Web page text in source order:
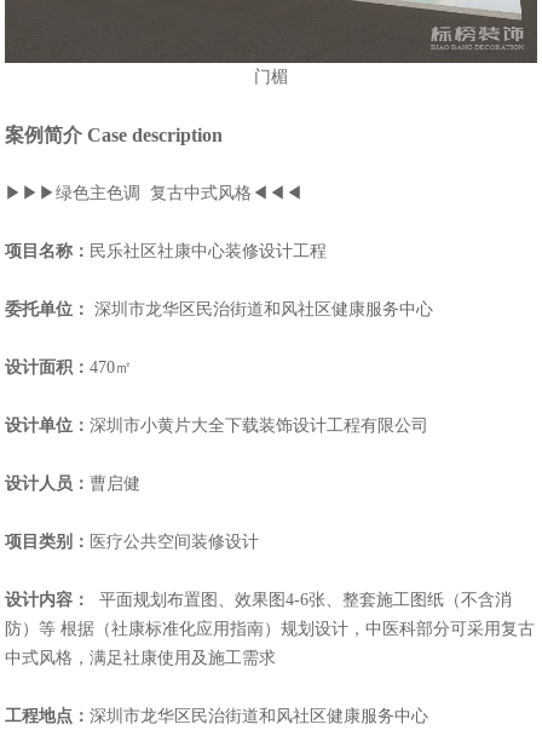
门楣
案例简介 Case description
▶▶▶绿色主色调 复古中式风格◀◀◀
项目名称： 民乐社区社康中心装修设计工程
委托单位： 深圳市龙华区民治街道和风社区健康服务中心
设计面积：470㎡
设计单位：深圳市小黄片大全下载装饰设计工程有限公司
设计人员：曹启健
项目类别： 医疗公共空间装修设计
设计内容：
平面规划布置图、效果图4-6张、整套施工图纸（不含消
防）等 根据（社康标准化应用指南）规划设计，中医科部分可采用复古
中式风格，满足社康使用及施工需求
工程地点：深圳市龙华区民治街道和风社区健康服务中心